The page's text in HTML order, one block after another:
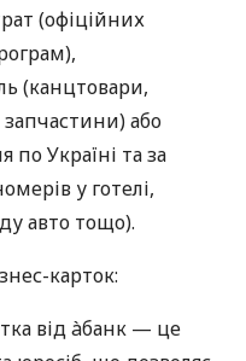
(офіційних
(канцтовари,
або
по Україні та за
у готелі,
авто тощо).
карток:
від àбанк — це